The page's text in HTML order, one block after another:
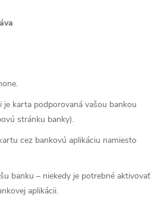
je karta podporovaná vašou bankou
stránku banky).
cez bankovú aplikáciu namiesto
banku – niekedy je potrebné aktivovať
aplikácii.